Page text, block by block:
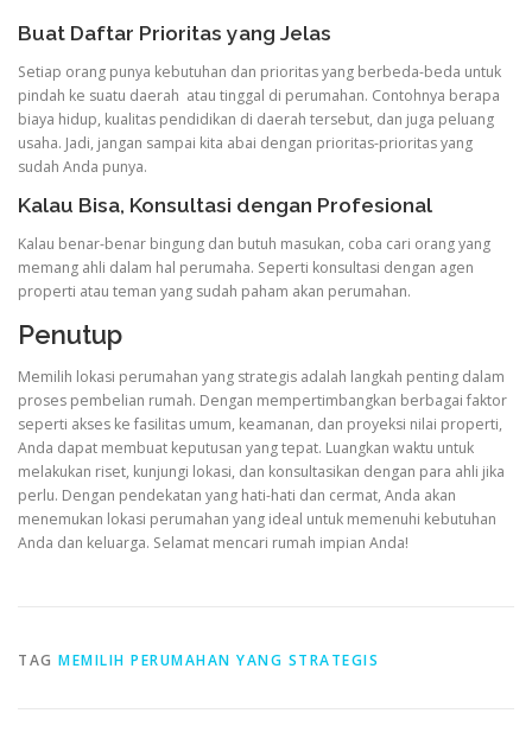
Buat Daftar Prioritas yang Jelas
Setiap orang punya kebutuhan dan prioritas yang berbeda-beda untuk
pindah ke suatu daerah atau tinggal di perumahan. Contohnya berapa
biaya hidup, kualitas pendidikan di daerah tersebut, dan juga peluang
usaha. Jadi, jangan sampai kita abai dengan prioritas-prioritas yang
sudah Anda punya.
Kalau Bisa, Konsultasi dengan Profesional
Kalau benar-benar bingung dan butuh masukan, coba cari orang yang
memang ahli dalam hal perumaha. Seperti konsultasi dengan agen
properti atau teman yang sudah paham akan perumahan.
Penutup
Memilih lokasi perumahan yang strategis adalah langkah penting dalam
proses pembelian rumah. Dengan mempertimbangkan berbagai faktor
seperti akses ke fasilitas umum, keamanan, dan proyeksi nilai properti,
Anda dapat membuat keputusan yang tepat. Luangkan waktu untuk
melakukan riset, kunjungi lokasi, dan konsultasikan dengan para ahli jika
perlu. Dengan pendekatan yang hati-hati dan cermat, Anda akan
menemukan lokasi perumahan yang ideal untuk memenuhi kebutuhan
Anda dan keluarga. Selamat mencari rumah impian Anda!
TAG MEMILIH PERUMAHAN YANG STRATEGIS